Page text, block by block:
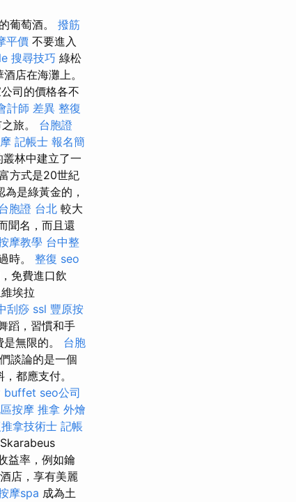
葡萄酒。 撥筋
平價 不要進入
搜尋技巧 綠松
店在海灘上。
司的價格各不
計師 差異 整復
旅。 台胞證
記帳士 報名簡
林中建立了一
方式是20世紀
是綠黃金的，
胞證 台北 較大
聞名，而且還
摩教學 台中整
時。 整復 seo
免費進口飲
埃拉
刮痧 ssl 豐原按
蹈，習慣和手
無限的。 台胞
談論的是一個
都應支付。
buffet seo公司
按摩 推拿 外燴
拿技術士 記帳
益率，例如鑰
店，享有美麗
摩spa 成為土